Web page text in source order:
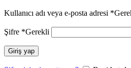
Kullanıcı adı veya e-posta adresi *
Şifre *Gerekli
Giriş yap